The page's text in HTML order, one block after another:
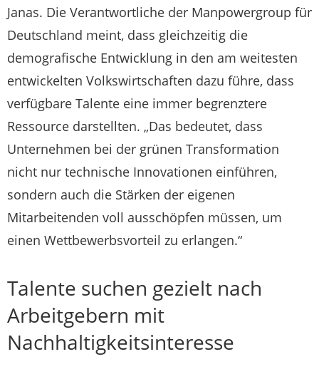
Janas. Die Verantwortliche der Manpowergroup für
Deutschland meint, dass gleichzeitig die
demografische Entwicklung in den am weitesten
entwickelten Volkswirtschaften dazu führe, dass
verfügbare Talente eine immer begrenztere
Ressource darstellten. „Das bedeutet, dass
Unternehmen bei der grünen Transformation
nicht nur technische Innovationen einführen,
sondern auch die Stärken der eigenen
Mitarbeitenden voll ausschöpfen müssen, um
einen Wettbewerbsvorteil zu erlangen.“
Talente suchen gezielt nach
Arbeitgebern mit
Nachhaltigkeitsinteresse